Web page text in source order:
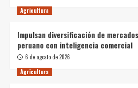
Agricultura
Impulsan diversificación de
peruano con inteligencia comercial
6 de agosto de 2026
Agricultura